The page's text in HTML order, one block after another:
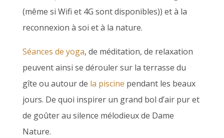
(même si Wifi et 4G sont disponibles)) et à la
reconnexion à soi et à la nature.
Séances de yoga, de méditation, de relaxation
peuvent ainsi se dérouler sur la terrasse du
gîte ou autour de la piscine pendant les beaux
jours. De quoi inspirer un grand bol d’air pur et
de goûter au silence mélodieux de Dame
Nature.